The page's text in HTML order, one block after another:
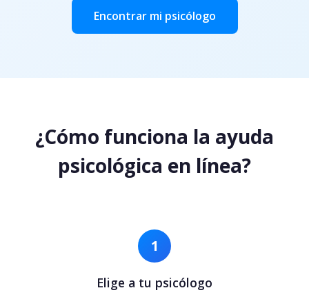
Encontrar mi psicólogo
¿Cómo funciona la ayuda
psicológica en línea?
1
Elige a tu psicólogo